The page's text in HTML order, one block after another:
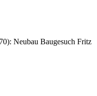
Neubau Baugesuch Fritz